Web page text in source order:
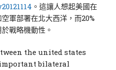
。這讓人想起美國在
軍部署在北大西洋，而20%
戰略機動性。
the united states
bilateral